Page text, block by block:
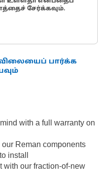
சேர்க்கவும்.
பார்க்க
with a full warranty on
Reman components
install
with our fraction-of-new